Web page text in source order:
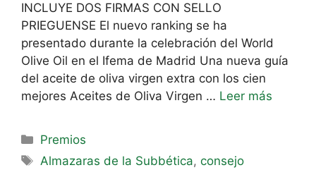
INCLUYE DOS FIRMAS CON SELLO
PRIEGUENSE El nuevo ranking se ha
presentado durante la celebración del World
Olive Oil en el Ifema de Madrid Una nueva guía
del aceite de oliva virgen extra con los cien
mejores Aceites de Oliva Virgen … Leer más
Premios
Almazaras de la Subbética,consejo